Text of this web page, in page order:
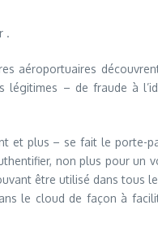
.
aéroportuaires
légitimes – de fraude à
et plus – se fait le porte-
non plus pour un
être utilisé dans tous
le cloud de façon à